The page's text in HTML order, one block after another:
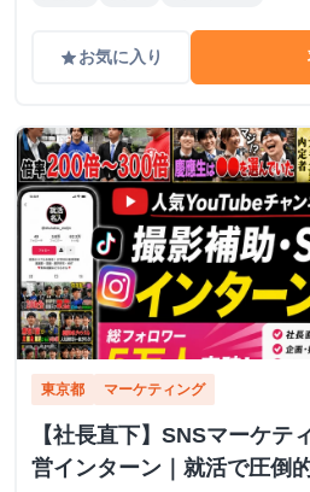
gradeお気に入り
東京都 マーケティング
【社長直下】SNSマーケテ
営インターン｜就活で圧倒